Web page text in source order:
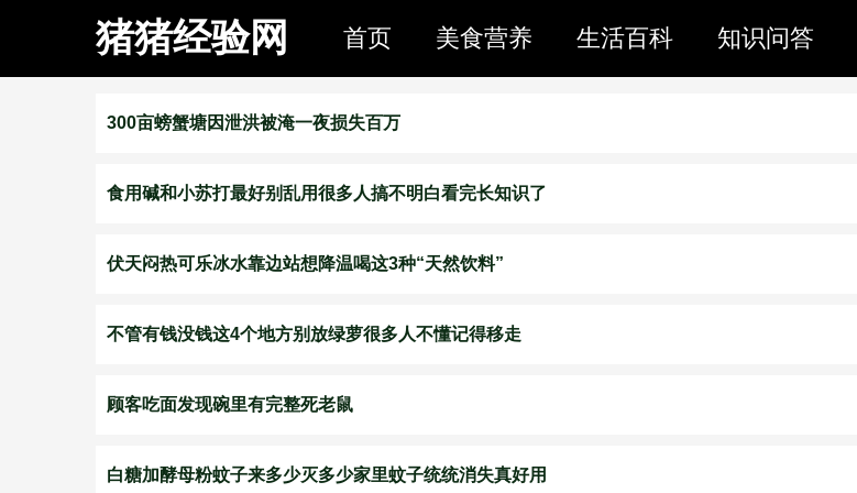
猪猪经验网 首页 美食营养 生活百科 知识问答
300亩螃蟹塘因泄洪被淹一夜损失百万
食用碱和小苏打最好别乱用很多人搞不明白看完长知识了
伏天闷热可乐冰水靠边站想降温喝这3种“天然饮料”
不管有钱没钱这4个地方别放绿萝很多人不懂记得移走
顾客吃面发现碗里有完整死老鼠
白糖加酵母粉蚊子来多少灭多少家里蚊子统统消失真好用